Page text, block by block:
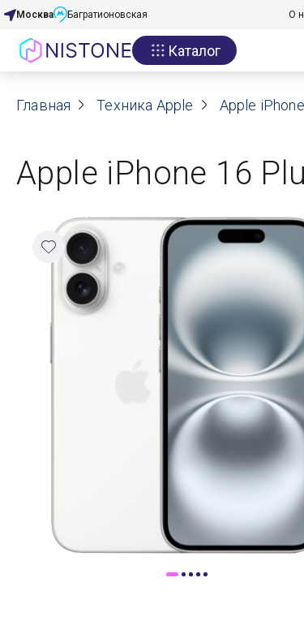
Акции
О нас
Реквизиты
Контакты
Гарантия
Москва Багратионовская О
Каталог
Главная Техника Apple Apple iPhone
Apple iPhone 16